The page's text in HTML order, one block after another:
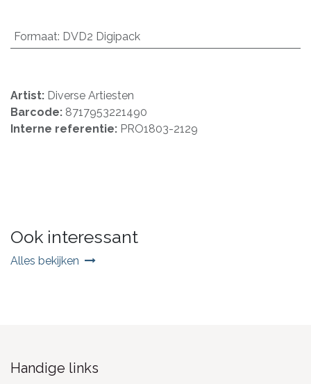
Formaat: DVD2 Digipack
Artist: Diverse Artiesten
Barcode: 8717953221490
Interne referentie: PRO1803-2129
Ook interessant
Alles bekijken
Handige links